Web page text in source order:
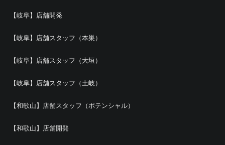
【岐阜】店舗開発
【岐阜】店舗スタッフ（本巣）
【岐阜】店舗スタッフ（大垣）
【岐阜】店舗スタッフ（土岐）
【和歌山】店舗スタッフ（ポテンシャル）
【和歌山】店舗開発